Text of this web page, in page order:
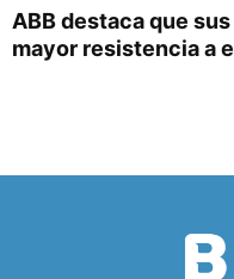
ABB destaca que
mayor resistencia a